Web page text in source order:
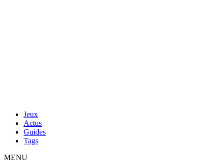
Jeux
Actus
Guides
Tags
MENU